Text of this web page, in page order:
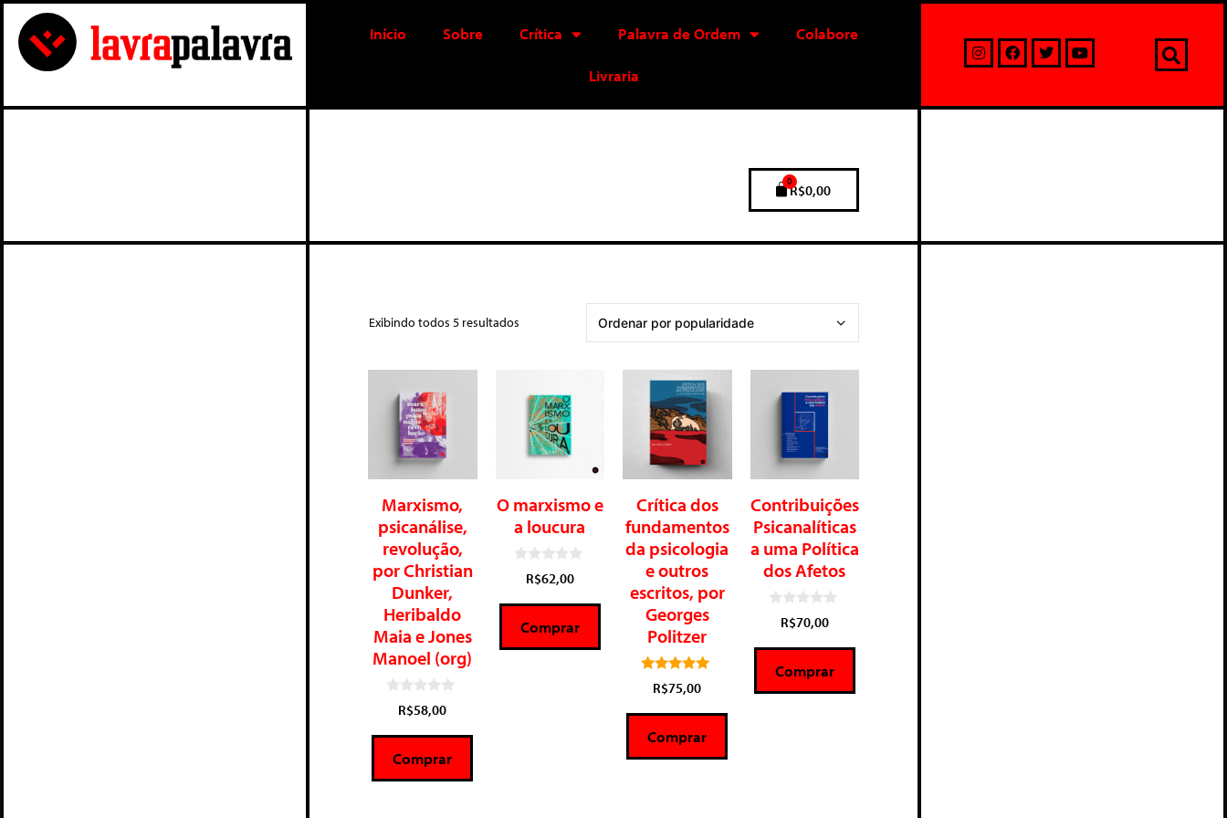
Início Sobre Crítica Palavra de Ordem Colabore
Livraria
R$0,00
0
Exibindo todos 5 resultados
Marxismo,
psicanálise,
revolução,
por Christian
Dunker,
Heribaldo
Maia e Jones
Manoel (org)
5
R$58,00
Comprar
O marxismo e
a loucura
5
R$62,00
Comprar
Crítica dos
fundamentos
da psicologia
e outros
escritos, por
Georges
Politzer
5.00
de 5
R$75,00
Comprar
Contribuições
Psicanalíticas
a uma Política
dos Afetos
5
R$70,00
Comprar